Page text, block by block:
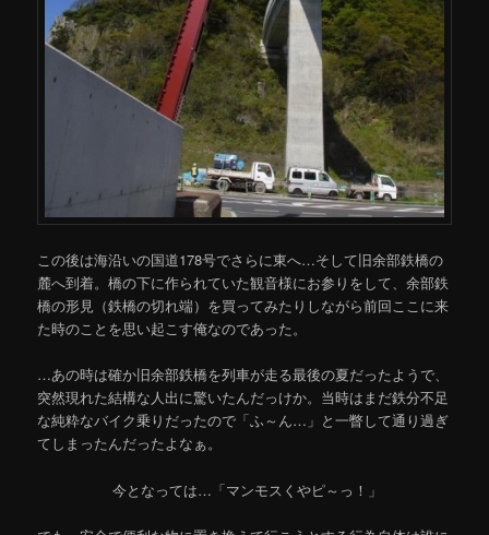
この後は海沿いの国道178号でさらに東へ…そして旧余部鉄橋の
麓へ到着。橋の下に作られていた観音様にお参りをして、余部鉄
橋の形見（鉄橋の切れ端）を買ってみたりしながら前回ここに来
た時のことを思い起こす俺なのであった。
…あの時は確か旧余部鉄橋を列車が走る最後の夏だったようで、
突然現れた結構な人出に驚いたんだっけか。当時はまだ鉄分不足
な純粋なバイク乗りだったので「ふ～ん…」と一瞥して通り過ぎ
てしまったんだったよなぁ。
今となっては…「マンモスくやピ～っ！」